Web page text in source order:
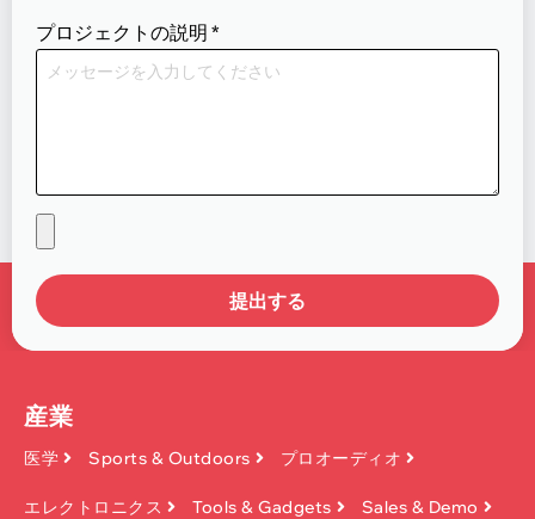
プロジェクトの説明 *
提出する
産業
医学 Sports & Outdoors プロオーディオ
エレクトロニクス Tools & Gadgets Sales & Demo